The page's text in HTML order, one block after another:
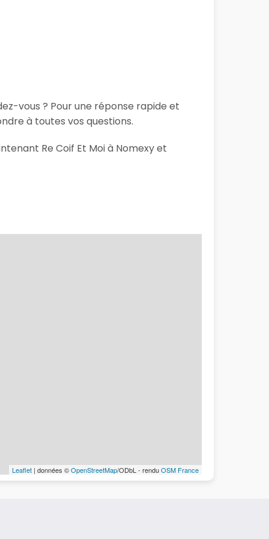
vous ? Pour une réponse rapide et
à toutes vos questions.
Re Coif Et Moi à Nomexy et
Leaflet | données ©OpenStreetMap/ODbL - renduOSM France